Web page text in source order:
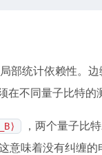
部统计依赖性。
在不同量子比特的
，两个量子比
意味着没有纠缠